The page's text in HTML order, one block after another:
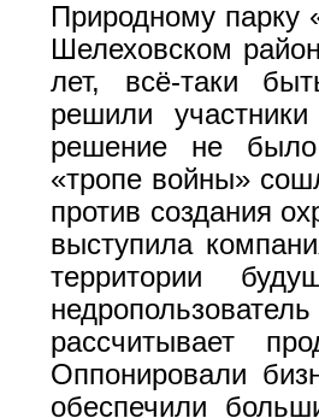
Природному парку
Шелеховском
лет, всё-таки
решили
решение не
«тропе войны»
против создания
выступила
территории
рассчитывает
Оппонировали
обеспечили